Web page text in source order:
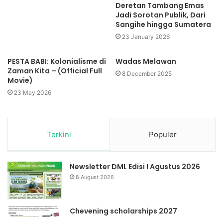
Deretan Tambang Emas
Jadi Sorotan Publik, Dari
Sangihe hingga Sumatera
23 January 2026
PESTA BABI: Kolonialisme di
Zaman Kita – (Official Full
Movie)
23 May 2026
Wadas Melawan
8 December 2025
Terkini Populer
Newsletter DML Edisi I Agustus 2026
8 August 2026
Chevening scholarships 2027